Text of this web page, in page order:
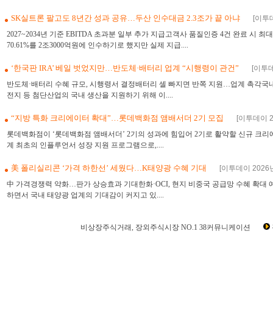
SK실트론 팔고도 8년간 성과 공유…두산 인수대금 2.3조가 끝 아냐
[이투
2027~2034년 기준 EBITDA 초과분 일부 추가 지급고객사 품질인증 4건 완료 시 최
70.61%를 2조3000억원에 인수하기로 했지만 실제 지급....
‘한국판 IRA’ 베일 벗었지만…반도체·배터리 업계 “시행령이 관건”
[이투
반도체·배터리 수혜 규모, 시행령서 결정배터리 셀 빠지면 반쪽 지원…업계 촉각
전지 등 첨단산업의 국내 생산을 지원하기 위해 이....
“지방 특화 크리에이터 확대”…롯데백화점 앰배서더 2기 모집
[이투데이
롯데백화점이 ‘롯데백화점 앰배서더’ 2기의 성과에 힘입어 2기로 활약할 신규 크
계 최초의 인플루언서 성장 지원 프로그램으로,....
美 폴리실리콘 ‘가격 하한선’ 세웠다…K태양광 수혜 기대
[이투데이 2026
中 가격경쟁력 약화…판가 상승효과 기대한화·OCI, 현지 비중국 공급망 수혜 확대
하면서 국내 태양광 업계의 기대감이 커지고 있....
비상장주식거래, 장외주식시장 NO.1 38커뮤니케이션